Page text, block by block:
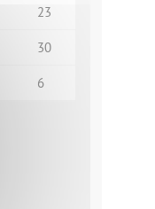
23
30
6